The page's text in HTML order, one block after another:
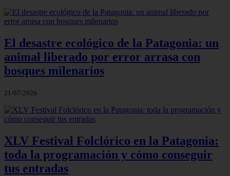
El desastre ecológico de la Patagonia: un
animal liberado por error arrasa con
bosques milenarios
21/07/2026
XLV Festival Folclórico en la Patagonia:
toda la programación y cómo conseguir
tus entradas